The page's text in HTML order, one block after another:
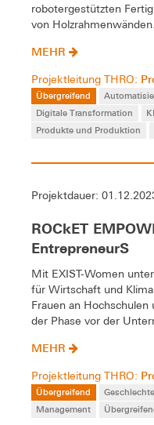
robotergestützten
von Holzrahmenwänden.
MEHR
Projektleitung THRO:
Übergreifend
Digitale Transformation
KI
Produkte und Produktion
Projektdauer:
ROCkET
EntrepreneurS
Mit EXIST-Women
für Wirtschaft und
Frauen an
der Phase vor der
MEHR
Projektleitung THRO:
Übergreifend
Management